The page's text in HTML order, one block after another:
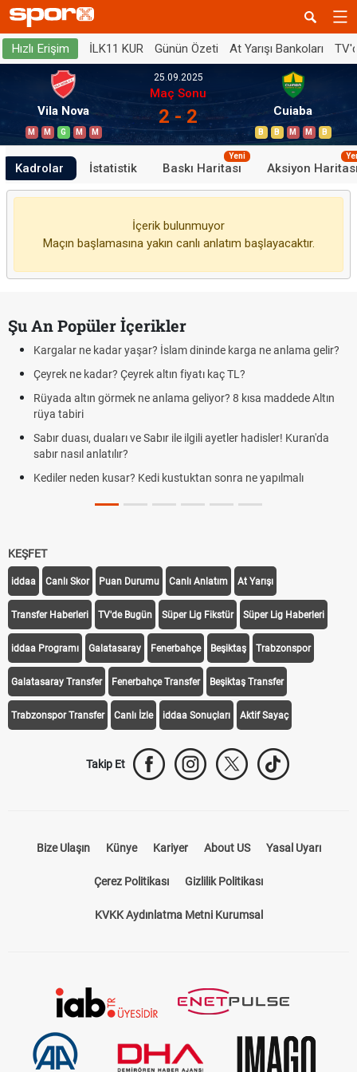
Hızlı Erişim İLK11 KUR Günün Özeti At Yarışı Bankoları
Vila Nova
M M G M M
25.09.2025
Maç Sonu
2 - 2 Cuiaba
B B M M B
Kadrolar İstatistik Baskı Haritası
Yeni
Aksiyon
İçerik bulunmuyor
Maçın başlamasına yakın canlı anlatım başlayacaktır.
Şu An Popüler İçerikler
Kargalar ne kadar yaşar? İslam dininde karga ne anlama gelir?
Çeyrek ne kadar? Çeyrek altın fiyatı kaç TL?
Rüyada altın görmek ne anlama geliyor? 8 kısa maddede Altın
rüya tabiri
Sabır duası, duaları ve Sabır ile ilgili ayetler hadisler! Kuran'da
sabır nasıl anlatılır?
Kediler neden kusar? Kedi kustuktan sonra ne yapılmalı
KEŞFET
iddaa Canlı Skor Puan Durumu Canlı Anlatım At Yarışı
Transfer Haberleri TV'de Bugün Süper Lig Fikstür Süper Lig Haberleri
iddaa Programı Galatasaray Fenerbahçe Beşiktaş Trabzonspor
Galatasaray Transfer Fenerbahçe Transfer Beşiktaş Transfer
Trabzonspor Transfer Canlı İzle iddaa Sonuçları Aktif Sayaç
Takip Et
Bize Ulaşın Künye Kariyer About US Yasal Uyarı
Çerez Politikası Gizlilik Politikası
KVKK Aydınlatma Metni Kurumsal